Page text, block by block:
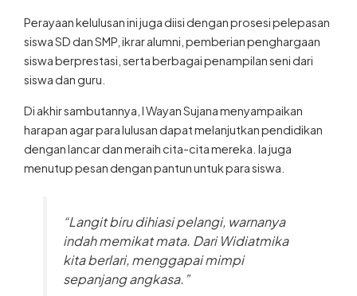
Perayaan kelulusan ini juga diisi dengan prosesi pelepasan
siswa SD dan SMP, ikrar alumni, pemberian penghargaan
siswa berprestasi, serta berbagai penampilan seni dari
siswa dan guru.
Di akhir sambutannya, I Wayan Sujana menyampaikan
harapan agar para lulusan dapat melanjutkan pendidikan
dengan lancar dan meraih cita-cita mereka. Ia juga
menutup pesan dengan pantun untuk para siswa.
“Langit biru dihiasi pelangi, warnanya
indah memikat mata. Dari Widiatmika
kita berlari, menggapai mimpi
sepanjang angkasa.”